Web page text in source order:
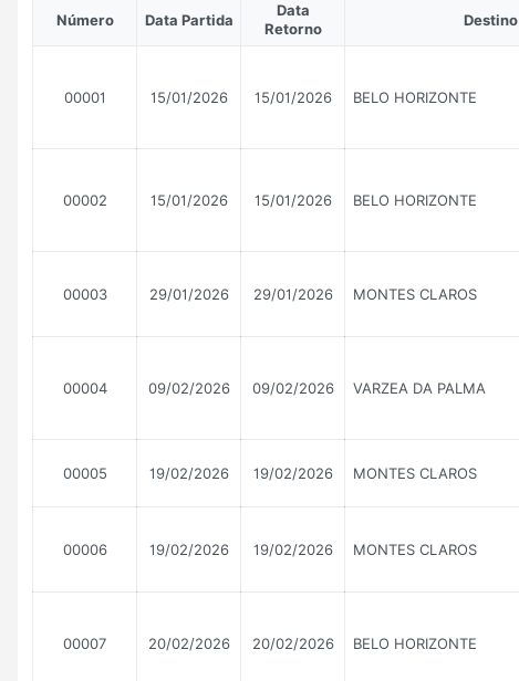
Número Data Partida
Data
Retorno
Destino
00001 15/01/2026 15/01/2026 BELO HORIZONTE
00002 15/01/2026 15/01/2026 BELO HORIZONTE
00003 29/01/2026 29/01/2026 MONTES CLAROS
00004 09/02/2026 09/02/2026 VARZEA DA PALMA
00005 19/02/2026 19/02/2026 MONTES CLAROS
00006 19/02/2026 19/02/2026 MONTES CLAROS
00007 20/02/2026 20/02/2026 BELO HORIZONTE